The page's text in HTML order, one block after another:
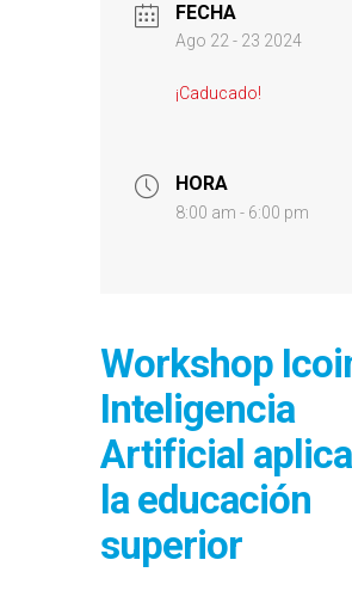
FECHA
Ago 22 - 23 2024
¡Caducado!
HORA
8:00 am - 6:00 pm
Workshop
Inteligencia
Artificial
la educación
superior